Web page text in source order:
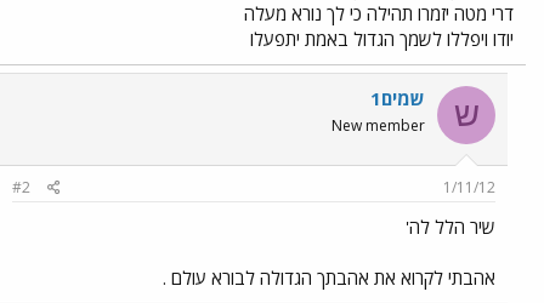
דרי מטה יזמרו תהילה כי לך נורא מעלה
יודו ויפללו לשמך הגדול באמת יתפעלו
ש שמים1
New member
1/11/12
#2
שיר הלל לה'
אהבתי לקרוא את אהבתך הגדולה לבורא עולם .